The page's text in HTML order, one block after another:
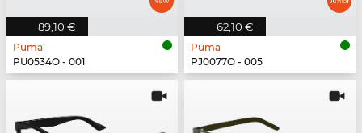
89,10 €
Puma
PU0534O - 001
62,10 €
Puma
PJ0077O - 005